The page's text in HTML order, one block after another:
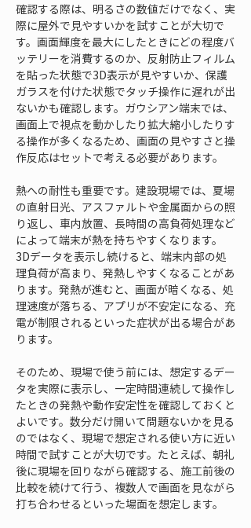
確認する際は、明るさの数値だけでなく、実
際に屋外で見やすいかを試すことが大切で
す。画面輝度を最大にしたときにどの程度バ
ッテリーを消費するのか、反射防止フィルム
を貼った状態で3D表示が見やすいか、保護
ガラスを付けた状態でタッチ操作に遅れが出
ないかも確認します。ガウシアン端末では、
画面上で視点を動かしたり拡大縮小したりす
る操作が多くなるため、画面の見やすさと操
作反応はセットで考える必要があります。
熱への耐性も重要です。建設現場では、夏場
の直射日光、アスファルトや金属面からの照
り返し、車内放置、長時間の高負荷処理など
によって端末が熱を持ちやすくなります。
3Dデータを表示し続けると、端末内部の処
理負荷が高まり、発熱しやすくなることがあ
ります。発熱が進むと、画面が暗くなる、処
理速度が落ちる、アプリが不安定になる、充
電が制限されるといった症状が出る場合があ
ります。
そのため、現場で使う前には、想定するデー
タを実際に表示し、一定時間連続して操作し
たときの発熱や動作安定性を確認しておくと
よいです。数分だけ開いて問題ないかを見る
のではなく、現場で想定される使い方に近い
時間で試すことが大切です。たとえば、朝礼
後に現場を回りながら確認する、施工前後の
比較を続けて行う、複数人で画面を見ながら
打ち合わせるといった場面を想定します。